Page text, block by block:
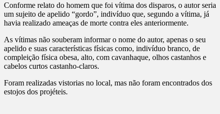
Conforme relato do homem que foi vítima dos disparos, o autor seria
um sujeito de apelido “gordo”, indivíduo que, segundo a vítima, já
havia realizado ameaças de morte contra eles anteriormente.
As vítimas não souberam informar o nome do autor, apenas o seu
apelido e suas características físicas como, indivíduo branco, de
compleição física obesa, alto, com cavanhaque, olhos castanhos e
cabelos curtos castanho-claros.
Foram realizadas vistorias no local, mas não foram encontrados dos
estojos dos projéteis.